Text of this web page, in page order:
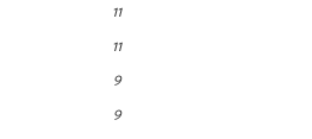
11
11
9
9